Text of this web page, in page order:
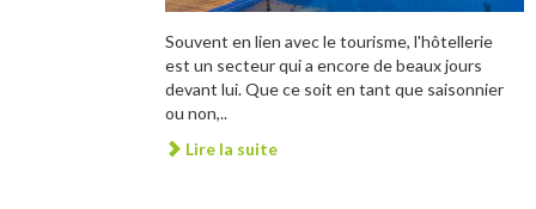
Souvent en lien avec le tourisme, l'hôtellerie
est un secteur qui a encore de beaux jours
devant lui. Que ce soit en tant que saisonnier
ou non,..
Lire la suite